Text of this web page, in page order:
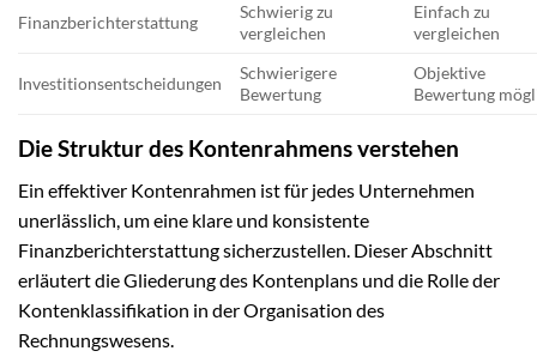
Finanzberichterstattung
Schwierig zu
vergleichen
Einfach zu
vergleichen
Investitionsentscheidungen
Schwierigere
Bewertung
Objektive
Bewertung
Die Struktur des Kontenrahmens verstehen
Ein effektiver Kontenrahmen ist für jedes Unternehmen
unerlässlich, um eine klare und konsistente
Finanzberichterstattung sicherzustellen. Dieser Abschnitt
erläutert die Gliederung des Kontenplans und die Rolle der
Kontenklassifikation in der Organisation des
Rechnungswesens.